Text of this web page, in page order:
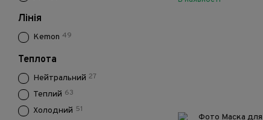
Лінія
Kemon 49
Теплота
Нейтральний 27
Теплий 63
Холодний 51